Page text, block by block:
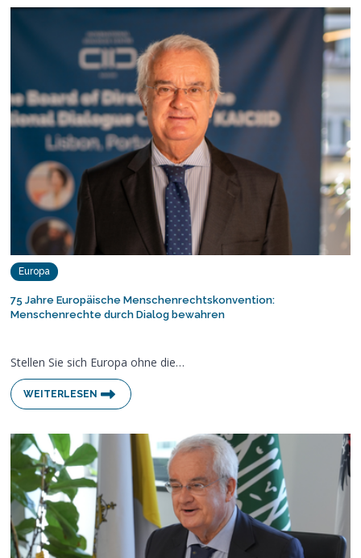
Europa
75 Jahre Europäische Menschenrechtskonvention:
Menschenrechte durch Dialog bewahren
Stellen Sie sich Europa ohne die…
WEITERLESEN